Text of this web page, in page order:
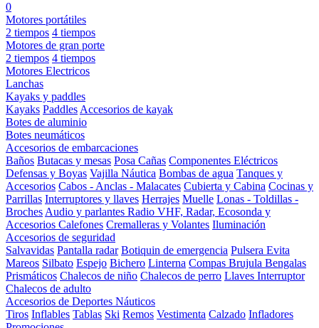
0
Motores portátiles
2 tiempos 4 tiempos
Motores de gran porte
2 tiempos 4 tiempos
Motores Electricos
Lanchas
Kayaks y paddles
Kayaks Paddles Accesorios de kayak
Botes de aluminio
Botes neumáticos
Accesorios de embarcaciones
Baños Butacas y mesas Posa Cañas Componentes Eléctricos
Defensas y Boyas Vajilla Náutica Bombas de agua Tanques y
Accesorios Cabos - Anclas - Malacates Cubierta y Cabina Cocinas y
Parrillas Interruptores y llaves Herrajes Muelle Lonas - Toldillas -
Broches Audio y parlantes Radio VHF, Radar, Ecosonda y
Accesorios Calefones Cremalleras y Volantes Iluminación
Accesorios de seguridad
Salvavidas Pantalla radar Botiquin de emergencia Pulsera Evita
Mareos Silbato Espejo Bichero Linterna Compas Brujula Bengalas
Prismáticos Chalecos de niño Chalecos de perro Llaves Interruptor
Chalecos de adulto
Accesorios de Deportes Náuticos
Tiros Inflables Tablas Ski Remos Vestimenta Calzado Infladores